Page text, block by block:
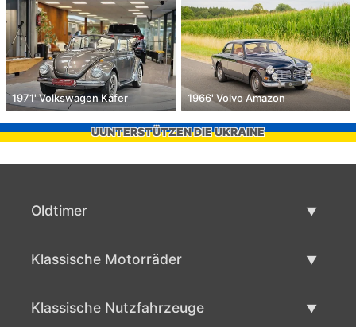
1971' Volkswagen Käfer 1966' Volvo Amazon
UUNTERSTÜTZEN DIE UKRAINE
Oldtimer
Klassische Motorräder
Klassische Nutzfahrzeuge